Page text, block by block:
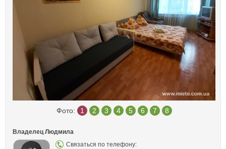
Фото: 1 2 3 4 5 6 7 8
Владелец Людмила
Связаться по телефону: